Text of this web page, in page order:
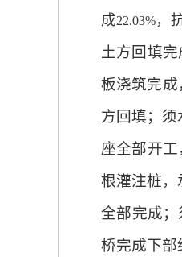
成22.03%，
土方回填
板浇筑完
方回填；须
座全部开
根灌注桩，
全部完成
桥完成下部